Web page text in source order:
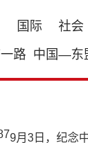
国际 社会
路 中国—东
9月3日，纪念